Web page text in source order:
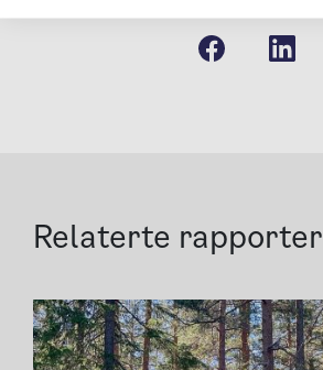
Relaterte rapporter